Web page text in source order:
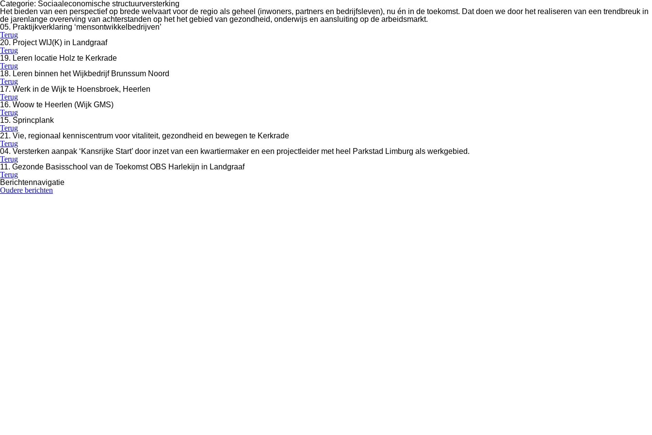
Categorie: Sociaaleconomische structuurversterking
Het bieden van een perspectief op brede welvaart voor de regio als geheel (inwoners, partners en bedrijfsleven), nu én in de toekomst. Dat doen we door het realiseren van een trendbreuk in
de jarenlange overerving van achterstanden op het het gebied van gezondheid, onderwijs en aansluiting op de arbeidsmarkt.
05. Praktijkverklaring ‘mensontwikkelbedrijven’
Terug
20. Project WIJ(K) in Landgraaf
Terug
19. Leren locatie Holz te Kerkrade
Terug
18. Leren binnen het Wijkbedrijf Brunssum Noord
Terug
17. Werk in de Wijk te Hoensbroek, Heerlen
Terug
16. Woow te Heerlen (Wijk GMS)
Terug
15. Sprincplank
Terug
21. Vie, regionaal kenniscentrum voor vitaliteit, gezondheid en bewegen te Kerkrade
Terug
04. Versterken aanpak ‘Kansrijke Start’ door inzet van een kwartiermaker en een projectleider met heel Parkstad Limburg als werkgebied.
Terug
11. Gezonde Basisschool van de Toekomst OBS Harlekijn in Landgraaf
Terug
Berichtennavigatie
Oudere berichten